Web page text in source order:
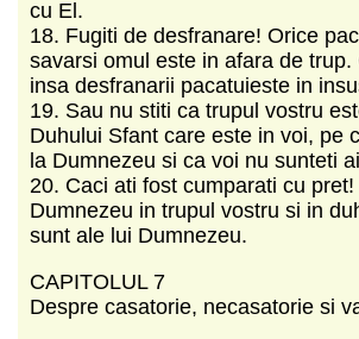
cu El.
18. Fugiti de desfranare! Orice
savarsi omul este in afara de trup.
insa desfranarii pacatuieste in
19. Sau nu stiti ca trupul vostru
Duhului Sfant care este in voi, pe
la Dumnezeu si ca voi nu sunteti
20. Caci ati fost cumparati cu
Dumnezeu in trupul vostru si in
sunt ale lui Dumnezeu.
CAPITOLUL 7
Despre casatorie, necasatorie si